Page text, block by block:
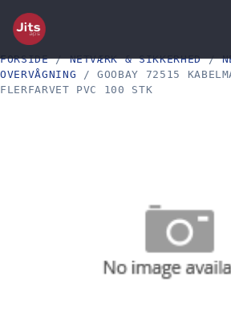
FORSIDE/NETVÆRK & SIKKERHED/
OVERVÅGNING / GOOBAY 72515
FLERFARVET PVC 100 STK